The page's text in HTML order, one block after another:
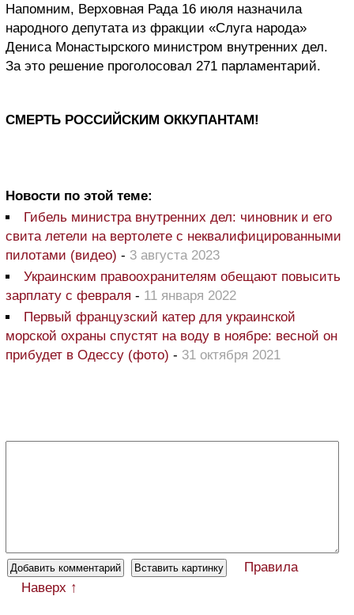
Напомним, Верховная Рада 16 июля назначила
народного депутата из фракции «Слуга народа»
Дениса Монастырского министром внутренних дел.
За это решение проголосовал 271 парламентарий.
СМЕРТЬ РОССИЙСКИМ ОККУПАНТАМ!
Новости по этой теме:
Гибель министра внутренних дел: чиновник и его
свита летели на вертолете с неквалифицированными
пилотами (видео) - 3 августа 2023
Украинским правоохранителям обещают повысить
зарплату с февраля - 11 января 2022
Первый французский катер для украинской
морской охраны спустят на воду в ноябре: весной он
прибудет в Одессу (фото) - 31 октября 2021
Правила
Наверх ↑